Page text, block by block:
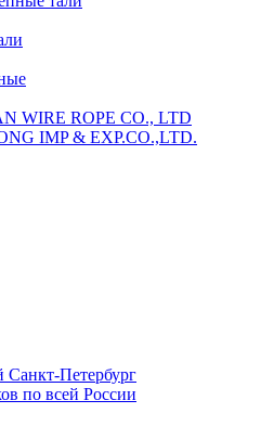
WIRE ROPE CO., LTD
IMP & EXP.CO.,LTD.
Санкт-Петербург
по всей России